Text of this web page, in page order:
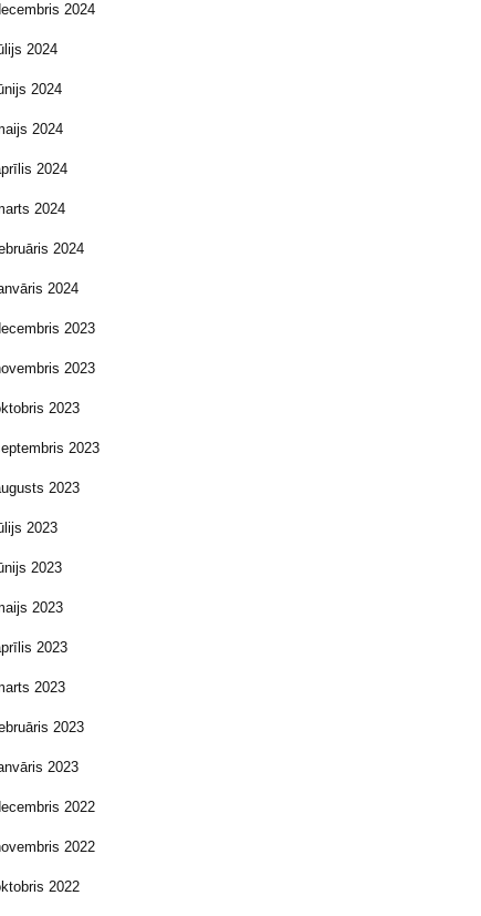
2024
2024
2024
2024
2024
2024
2024
2024
2023
2023
2023
2023
2023
2023
2023
2023
2023
2023
2023
2023
2022
2022
2022